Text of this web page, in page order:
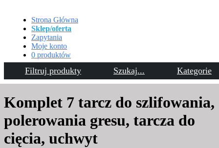
Filtruj produkty Szukaj... Kategorie
Strona Główna
Sklep/oferta
Zapytania
Moje konto
0 produktów
Kontakt
Komplet 7 tarcz do szlifowania,
polerowania gresu, tarcza do
cięcia, uchwyt